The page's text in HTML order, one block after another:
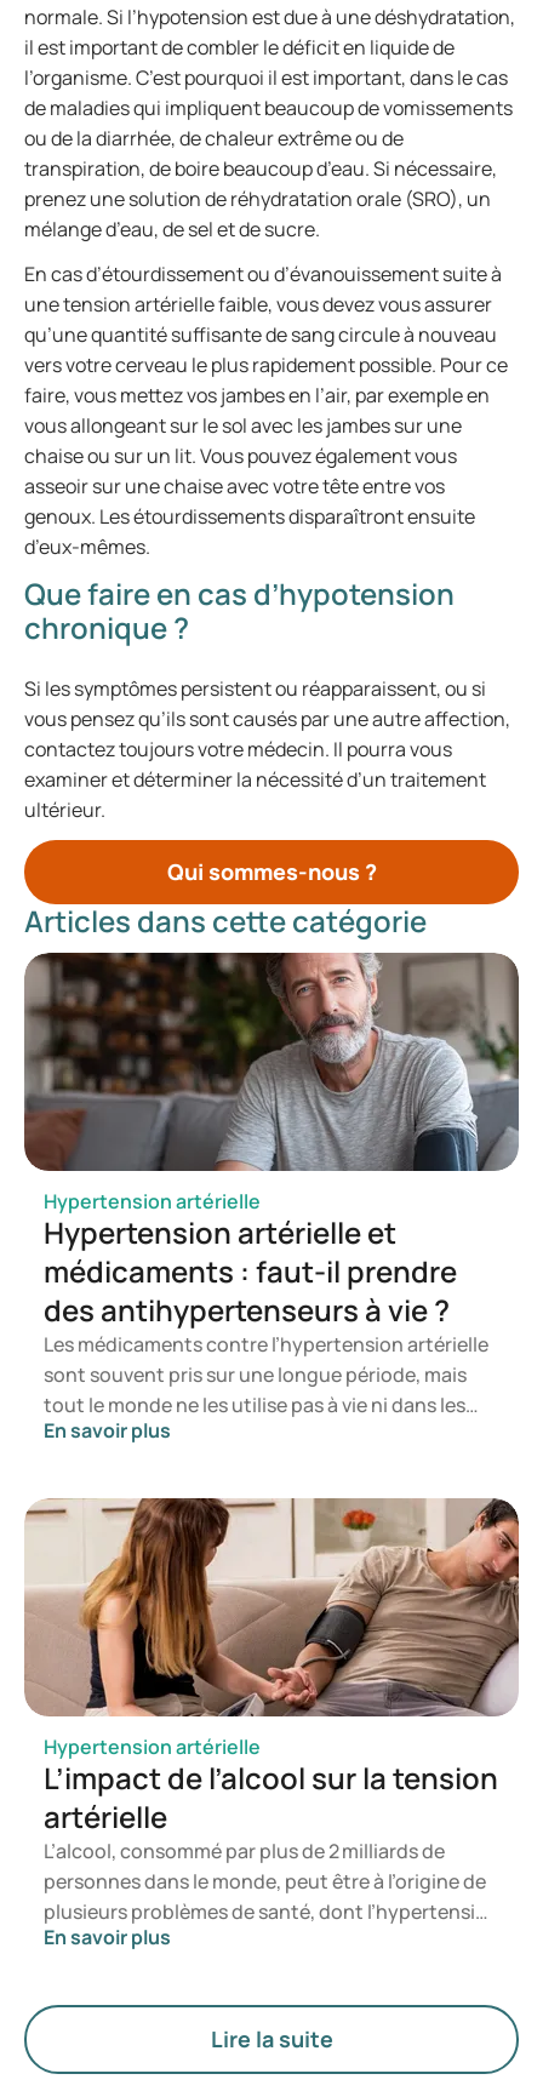
normale. Si l’hypotension est due à une déshydratation,
il est important de combler le déficit en liquide de
l’organisme. C’est pourquoi il est important, dans le cas
de maladies qui impliquent beaucoup de vomissements
ou de la diarrhée, de chaleur extrême ou de
transpiration, de boire beaucoup d’eau. Si nécessaire,
prenez une solution de réhydratation orale (SRO), un
mélange d’eau, de sel et de sucre.
En cas d’étourdissement ou d’évanouissement suite à
une tension artérielle faible, vous devez vous assurer
qu’une quantité suffisante de sang circule à nouveau
vers votre cerveau le plus rapidement possible. Pour ce
faire, vous mettez vos jambes en l’air, par exemple en
vous allongeant sur le sol avec les jambes sur une
chaise ou sur un lit. Vous pouvez également vous
asseoir sur une chaise avec votre tête entre vos
genoux. Les étourdissements disparaîtront ensuite
d’eux-mêmes.
Que faire en cas d’hypotension
chronique ?
Si les symptômes persistent ou réapparaissent, ou si
vous pensez qu’ils sont causés par une autre affection,
contactez toujours votre médecin. Il pourra vous
examiner et déterminer la nécessité d’un traitement
ultérieur.
Qui sommes-nous ?
Articles dans cette catégorie
Hypertension artérielle
Hypertension artérielle et
médicaments : faut-il prendre
des antihypertenseurs à vie ?
Les médicaments contre l’hypertension artérielle
sont souvent pris sur une longue période, mais
tout le monde ne les utilise pas à vie ni dans les
mêmes dosages. Les médecins réévaluent
à la situation. Dans cet article, découvrez quand
les médicaments sont nécessaires, pourquoi ils
sont souvent utilisés sur le long terme et dans
quels cas une réduction peut être envisagée.
En savoir plus
Hypertension artérielle
L’impact de l’alcool sur la tension
artérielle
L’alcool, consommé par plus de 2 milliards de
personnes dans le monde, peut être à l’origine de
plusieurs problèmes de santé, dont l’hypertension
artérielle. Les effets aigus et chroniques de l’alcool
chercheurs ne comprennent pas encore
exactement comment l’alcool produit cet effet, il
existe des moyens efficaces de lutter contre
En savoir plus
Lire la suite